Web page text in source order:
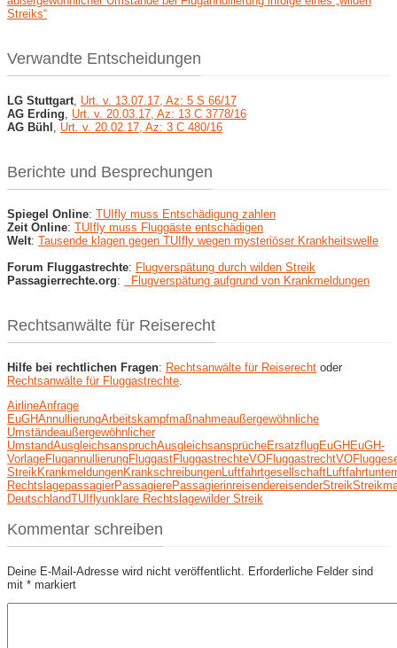
Streiks“
Verwandte Entscheidungen
LG Stuttgart Urt. v. 13.07.17, Az: 5 S 66/17
AG Erding
Urt. v. 20.03.17, Az: 13 C 3778/16
AG Bühl
Urt. v. 20.02.17, Az: 3 C 480/16
Berichte und Besprechungen
Spiegel Online: TUIfly muss Entschädigung zahlen
Zeit Online: TUIfly muss Fluggäste entschädigen
Welt: Tausende klagen gegen TUIfly wegen mysteriöser Krankheitswelle
Forum Fluggastrechte: Flugverspätung durch wilden Streik
Passagierrechte.org: Flugverspätung aufgrund von Krankmeldungen
Rechtsanwälte für Reiserecht
Hilfe bei rechtlichen Fragen: Rechtsanwälte für Reiserecht oder
Rechtsanwälte für Fluggastrechte
AirlineAnfrage
EuGHAnnullierungArbeitskampfmaßnahmeaußergewöhnliche
Umständeaußergewöhnlicher
UmstandAusgleichsanspruchAusgleichsansprücheErsatzflugEuGHEuGH-
VorlageFlugannullierungFluggastFluggastrechteVOFluggastrechtVO
StreikKrankmeldungenKrankschreibungenLuftfahrtgesellschaft
RechtslagepassagierPassagierePassagierinreisendereisenderStreik
DeutschlandTUIflyunklare Rechtslagewilder Streik
Kommentar schreiben
Deine E-Mail-Adresse wird nicht veröffentlicht. Erforderliche Felder sind
mit * markiert